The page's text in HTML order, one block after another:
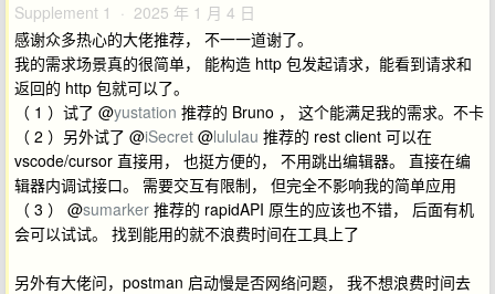
Supplement 1 · 2025 年 1 月 4 日
感谢众多热心的大佬推荐， 不一一道谢了。
我的需求场景真的很简单， 能构造 http 包发起请求，能看到请求和
返回的 http 包就可以了。
（ 1 ）试了 @yustation 推荐的 Bruno ， 这个能满足我的需求。不卡
（ 2 ）另外试了 @iSecret @lululau 推荐的 rest client 可以在
vscode/cursor 直接用， 也挺方便的， 不用跳出编辑器。 直接在编
辑器内调试接口。 需要交互有限制， 但完全不影响我的简单应用
（ 3 ） @sumarker 推荐的 rapidAPI 原生的应该也不错， 后面有机
会可以试试。 找到能用的就不浪费时间在工具上了
另外有大佬问，postman 启动慢是否网络问题， 我不想浪费时间去